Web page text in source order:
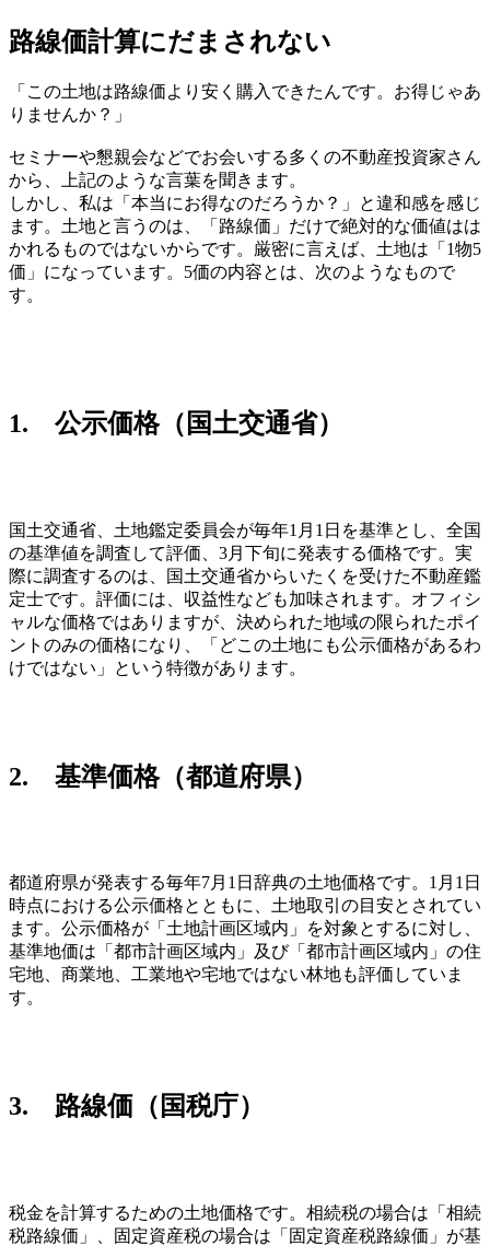
路線価計算にだまされない
「この土地は路線価より安く購入できたんです。お得じゃあ
りませんか？」
セミナーや懇親会などでお会いする多くの不動産投資家さん
から、上記のような言葉を聞きます。
しかし、私は「本当にお得なのだろうか？」と違和感を感じ
ます。土地と言うのは、「路線価」だけで絶対的な価値はは
かれるものではないからです。厳密に言えば、土地は「1物5
価」になっています。5価の内容とは、次のようなもので
す。
1. 公示価格（国土交通省）
国土交通省、土地鑑定委員会が毎年1月1日を基準とし、全国
の基準値を調査して評価、3月下旬に発表する価格です。実
際に調査するのは、国土交通省からいたくを受けた不動産鑑
定士です。評価には、収益性なども加味されます。オフィシ
ャルな価格ではありますが、決められた地域の限られたポイ
ントのみの価格になり、「どこの土地にも公示価格があるわ
けではない」という特徴があります。
2. 基準価格（都道府県）
都道府県が発表する毎年7月1日辞典の土地価格です。1月1日
時点における公示価格とともに、土地取引の目安とされてい
ます。公示価格が「土地計画区域内」を対象とするに対し、
基準地価は「都市計画区域内」及び「都市計画区域内」の住
宅地、商業地、工業地や宅地ではない林地も評価していま
す。
3. 路線価（国税庁）
税金を計算するための土地価格です。相続税の場合は「相続
税路線価」、固定資産税の場合は「固定資産税路線価」が基